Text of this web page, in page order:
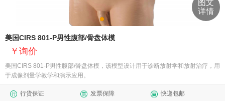
图文
详情
美国CIRS 801-P男性腹部/骨盘体模
询价
美国CIRS 801-P男性腹部/骨盘体模，该模型设计用于诊断放射学和放射治疗，用
于成像剂量学教学和演示应用。
行货保证 发票保障 快递包邮